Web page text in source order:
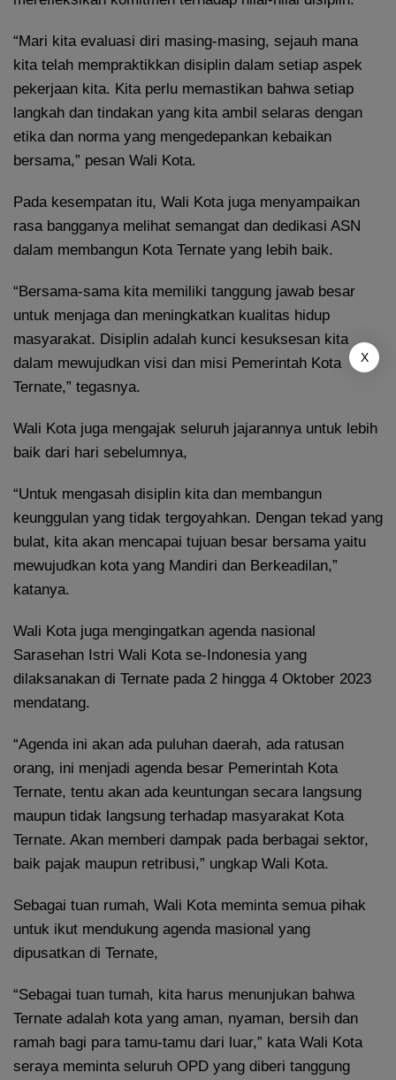
“Mari kita evaluasi diri masing-masing, sejauh mana
kita telah mempraktikkan disiplin dalam setiap aspek
pekerjaan kita. Kita perlu memastikan bahwa setiap
langkah dan tindakan yang kita ambil selaras dengan
etika dan norma yang mengedepankan kebaikan
bersama,” pesan Wali Kota.
Pada kesempatan itu, Wali Kota juga menyampaikan
rasa bangganya melihat semangat dan dedikasi ASN
dalam membangun Kota Ternate yang lebih baik.
“Bersama-sama kita memiliki tanggung jawab besar
untuk menjaga dan meningkatkan kualitas hidup
masyarakat. Disiplin adalah kunci kesuksesan kita
dalam mewujudkan visi dan misi Pemerintah Kota
Ternate,” tegasnya.
Wali Kota juga mengajak seluruh jajarannya untuk lebih
baik dari hari sebelumnya,
“Untuk mengasah disiplin kita dan membangun
keunggulan yang tidak tergoyahkan. Dengan tekad yang
bulat, kita akan mencapai tujuan besar bersama yaitu
mewujudkan kota yang Mandiri dan Berkeadilan,”
katanya.
Wali Kota juga mengingatkan agenda nasional
Sarasehan Istri Wali Kota se-Indonesia yang
dilaksanakan di Ternate pada 2 hingga 4 Oktober 2023
mendatang.
“Agenda ini akan ada puluhan daerah, ada ratusan
orang, ini menjadi agenda besar Pemerintah Kota
Ternate, tentu akan ada keuntungan secara langsung
maupun tidak langsung terhadap masyarakat Kota
Ternate. Akan memberi dampak pada berbagai sektor,
baik pajak maupun retribusi,” ungkap Wali Kota.
Sebagai tuan rumah, Wali Kota meminta semua pihak
untuk ikut mendukung agenda masional yang
dipusatkan di Ternate,
“Sebagai tuan tumah, kita harus menunjukan bahwa
Ternate adalah kota yang aman, nyaman, bersih dan
ramah bagi para tamu-tamu dari luar,” kata Wali Kota
seraya meminta seluruh OPD yang diberi tanggung
X